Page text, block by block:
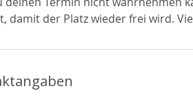
damit der Platz wieder frei wird.